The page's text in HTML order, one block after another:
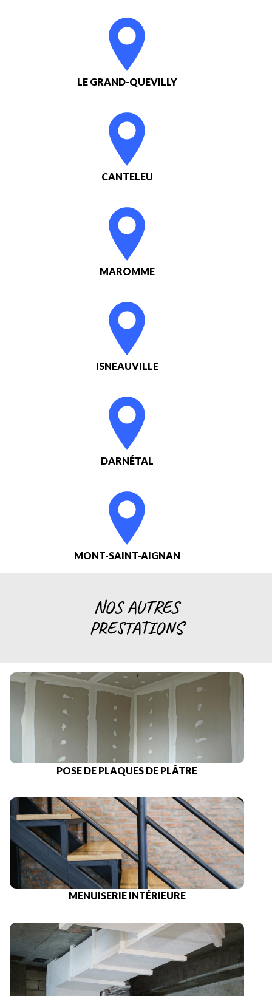
LE GRAND-QUEVILLY
CANTELEU
MAROMME
ISNEAUVILLE
DARNÉTAL
MONT-SAINT-AIGNAN
NOS AUTRES
PRESTATIONS
POSE DE PLAQUES DE PLÂTRE
MENUISERIE INTÉRIEURE